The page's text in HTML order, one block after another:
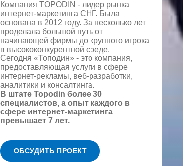
Компания TOPODIN - лидер рынка
интернет-маркетинга СНГ. Была
основана в 2012 году. За несколько лет
проделала большой путь от
начинающей фирмы до крупного игрока
в высококонкурентной среде.
Сегодня «Топодин» - это компания,
предоставляющая услуги в сфере
интернет-рекламы, веб-разработки,
аналитики и консалтинга.
В штате Topodin более 30
специалистов, а опыт каждого в
сфере интернет-маркетинга
превышает 7 лет.
ОБСУДИТЬ ПРОЕКТ